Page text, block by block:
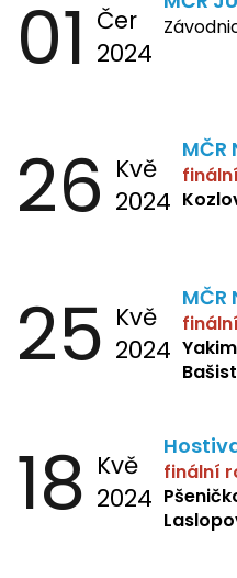
01 Čer
2024
26 Kvě
2024
MČR
25 Kvě
2024
MČR
18 Kvě
2024
finální